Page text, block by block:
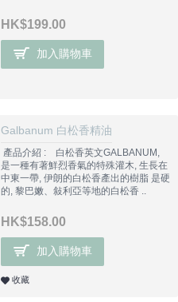
HK$199.00
加入購物車
Galbanum 白松香精油
產品介紹 : 白松香英文GALBANUM,
是一種有著鮮烈香氣的特殊灌木, 生長在
中東一帶, 伊朗的白松香產出的樹脂 是硬
的, 黎巴嫩、敍利亞等地的白松香 ..
HK$158.00
加入購物車
收藏